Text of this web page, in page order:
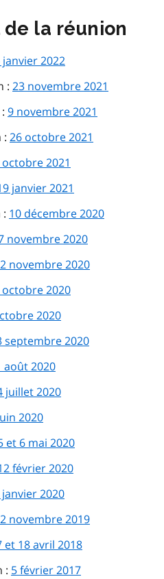
la réunion
janvier 2022
: 23 novembre 2021
9 novembre 2021
: 26 octobre 2021
2021
janvier 2021
10 décembre 2020
novembre 2020
novembre 2020
octobre 2020
2020
septembre 2020
août 2020
juillet 2020
2020
et 6 mai 2020
février 2020
janvier 2020
novembre 2019
et 18 avril 2018
: 5 février 2017